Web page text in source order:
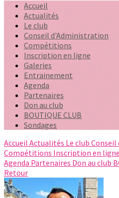
Accueil
Actualités
Le club
Conseil d'Administration
Compétitions
Inscription en ligne
Galeries
Entrainement
Agenda
Partenaires
Don au club
BOUTIQUE CLUB
Sondages
Accueil Actualités Le club
Compétitions Inscription en ligne
Agenda Partenaires Don au club
Retour